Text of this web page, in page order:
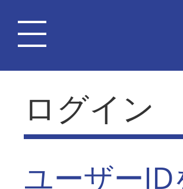
ログイン
ユーザー